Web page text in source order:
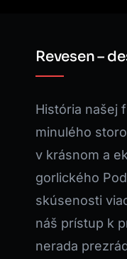
Revesen –
História našej
minulého
v krásnom a
gorlického
skúsenosti
náš prístup k
nerada